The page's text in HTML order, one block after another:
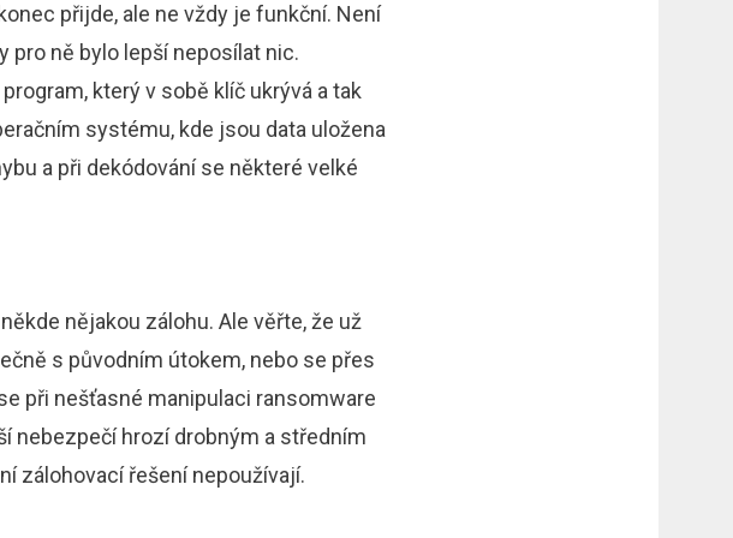
přijde, ale ne vždy je funkční. Není
pro ně bylo lepší neposílat nic.
který v sobě klíč ukrývá a tak
systému, kde jsou data uložena
a při dekódování se některé velké
nějakou zálohu. Ale věřte, že už
s původním útokem, nebo se přes
při nešťasné manipulaci ransomware
nebezpečí hrozí drobným a středním
zálohovací řešení nepoužívají.